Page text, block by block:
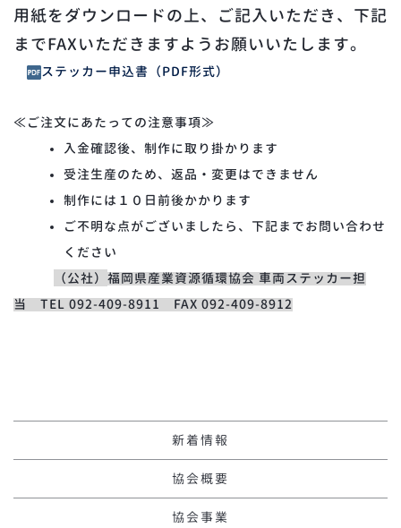
用紙をダウンロードの上、ご記入いただき、下記
までFAXいただきますようお願いいたします。
ステッカー申込書（PDF形式）
≪ご注文にあたっての注意事項≫
入金確認後、制作に取り掛かります
受注生産のため、返品・変更はできません
制作には１０日前後かかります
ご不明な点がございましたら、下記までお問い合わせ
ください
（公社） 福岡県産業資源循環協会 車両ステッカー担
当TEL 092-409-8911 FAX 092-409-8912
新着情報
協会概要
協会事業